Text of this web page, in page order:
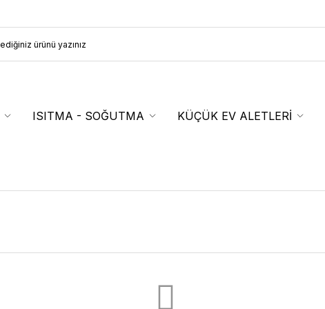
ISITMA - SOĞUTMA KÜÇÜK EV ALETLERİ